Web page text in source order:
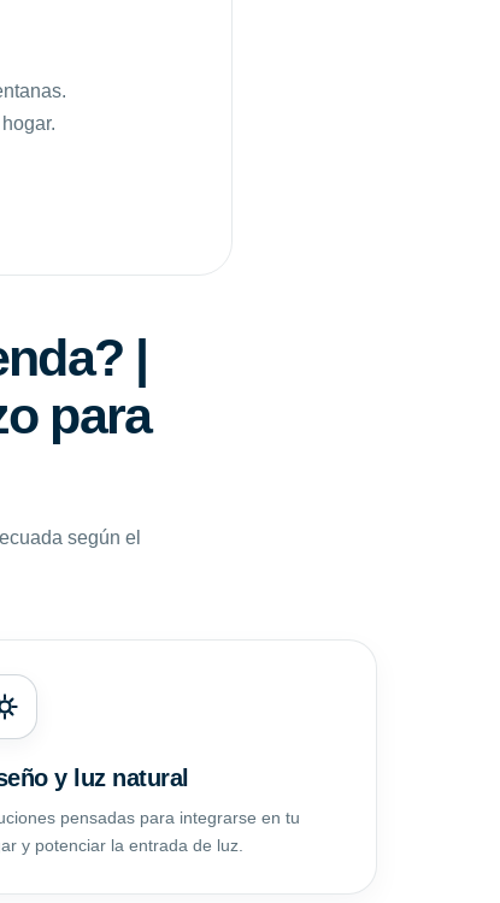
|
para
según el
y luz natural
pensadas para integrarse en tu
y potenciar la entrada de luz.